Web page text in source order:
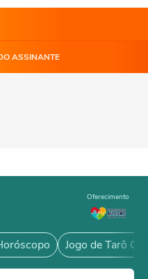
ASSINANTE
Oferecimento
Jogo de Tarô